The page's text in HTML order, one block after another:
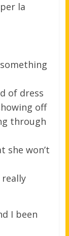
la
of dress
off
through
she won’t
I been